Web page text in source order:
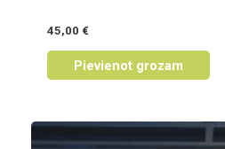
45,00 €
Pievienot grozam